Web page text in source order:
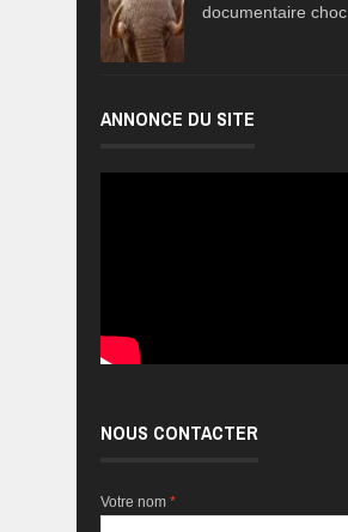
documentaire choc
ANNONCE DU SITE
NOUS CONTACTER
Votre nom *